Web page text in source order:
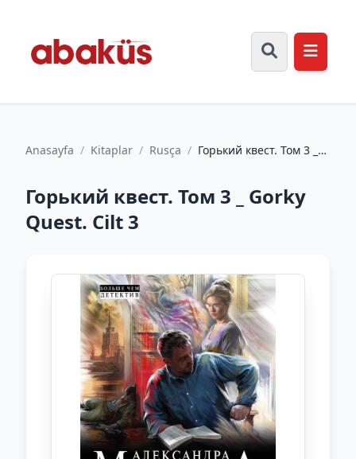
Anasayfa / Kitaplar / Rusça / Горький квест. Том 3 _
Горький квест. Том 3 _ Gorky
Quest. Cilt 3